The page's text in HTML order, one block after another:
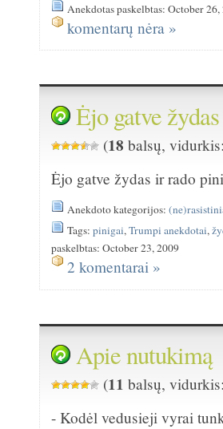
Anekdotas paskelbtas: October 26,
komentarų nėra »
Ėjo gatve žydas
(18 balsų,
Ėjo gatve žydas ir rado
Anekdoto kategorijos:
Tags:pinigai,Trumpi anekdotai,
paskelbtas: October 23, 2009
2 komentarai »
Apie nutukimą
(11 balsų,
- Kodėl vedusieji vyrai